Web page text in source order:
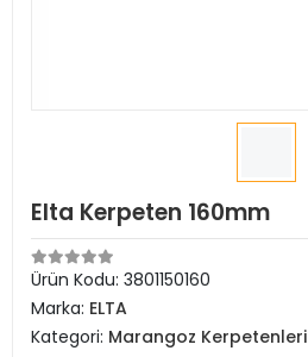
Elta Kerpeten 160mm
Ürün Kodu: 3801150160
Marka: ELTA
Kategori: Marangoz Kerpetenleri